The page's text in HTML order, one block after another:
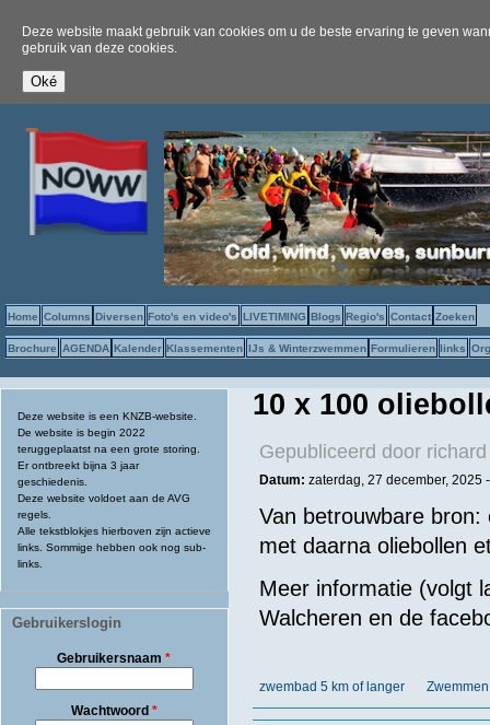
Deze website maakt gebruik van cookies om u de beste ervaring te geven
gebruik van deze cookies.
Home Columns Diversen Foto's en video's LIVETIMING Blogs Regio's Contact Zoeken
Brochure AGENDA Kalender Klassementen IJs & Winterzwemmen Formulieren links
Deze website is een KNZB-website.
De website is begin 2022
teruggeplaatst na een grote storing.
Er ontbreekt bijna 3 jaar
geschiedenis.
Deze website voldoet aan de AVG
regels.
Alle tekstblokjes hierboven zijn actieve
links. Sommige hebben ook nog sub-
links.
Gebruikerslogin
Gebruikersnaam*
Wachtwoord *
10 x 100
Gepubliceerd door
Datum: zaterdag, 27 december, 2025
Van betrouwbare
met daarna oliebollen
Meer informatie (volgt
Walcheren en de
zwembad 5 km of langer